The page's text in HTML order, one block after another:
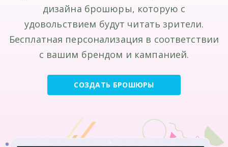
дизайна брошюры, которую с
удовольствием будут читать зрители.
Бесплатная персонализация в соответствии
с вашим брендом и кампанией.
СОЗДАТЬ БРОШЮРЫ